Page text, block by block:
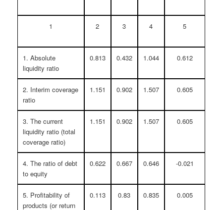
1 2 3 4 5
1. Absolute
liquidity ratio
0.813 0.432 1.044 0.612
2. Interim coverage
ratio
1.151 0.902 1.507 0.605
3. The current
liquidity ratio (total
coverage ratio)
1.151 0.902 1.507 0.605
4. The ratio of debt
to equity
0.622 0.667 0.646 -0.021
5. Profitability of
products (or return
0.113 0.83 0.835 0.005